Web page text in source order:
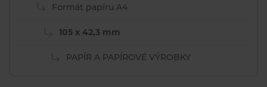
Formát papíru A4
105 x 42,3 mm
PAPÍR A PAPÍROVÉ VÝROBKY